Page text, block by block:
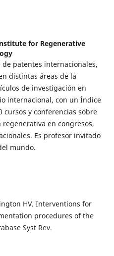
for Regenerative
patentes internacionales,
distintas áreas de la
de investigación en
internacional, con un Índice
cursos y conferencias sobre
en congresos,
Es profesor invitado
mundo.
HV. Interventions for
procedures of the
Syst Rev.